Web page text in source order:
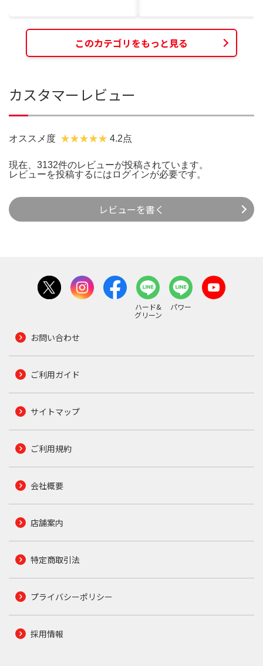
このカテゴリをもっと見る
カスタマーレビュー
オススメ度 4.2点
現在、3132件のレビューが投稿されています。
レビューを投稿するには ログインが必要です。
レビューを書く
ハード&
グリーン
パワー
お問い合わせ
ご利用ガイド
サイトマップ
ご利用規約
会社概要
店舗案内
特定商取引法
プライバシーポリシー
採用情報